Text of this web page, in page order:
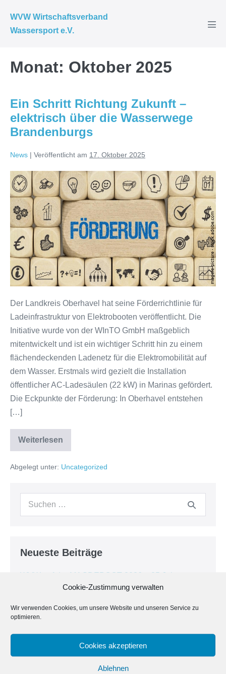
Cookie-Zustimmung verwalten
Wir verwenden Cookies, um unsere Website und unseren Service zu
optimieren.
Cookies akzeptieren
Ablehnen
Inhalt
springen
WVW Wirtschaftsverband
Wassersport e.V.
Monat: Oktober 2025
Ein Schritt Richtung Zukunft –
elektrisch über die Wasserwege
Brandenburgs
News | Veröffentlicht am 17. Oktober 2025
Ein
Schritt
Richtung
Zukunft
–
elektrisch
über
die
Wasserwege
Brandenburgs
Der Landkreis Oberhavel hat seine Förderrichtlinie für
Ladeinfrastruktur von Elektrobooten veröffentlicht. Die
Initiative wurde von der WInTO GmbH maßgeblich
mitentwickelt und ist ein wichtiger Schritt hin zu einem
flächendeckenden Ladenetz für die Elektromobilität auf
dem Wasser. Erstmals wird gezielt die Installation
öffentlicher AC-Ladesäulen (22 kW) in Marinas gefördert.
Die Eckpunkte der Förderung: In Oberhavel entstehen
[…]
Weiterlesen
Ein
Schritt
Zukunft
über
die
Wasserwege
Brandenburgs
Abgelegt unter: Uncategorized
Suche
Neueste Beiträge
Bootsmesse Magdeburg
Ostdeutschland beim Erfahrungsaustausch in
Erfolgreiche Premiere der OutVenture Berlin –
WVW erneut vertreten
Ein Schritt Richtung Zukunft – elektrisch über die